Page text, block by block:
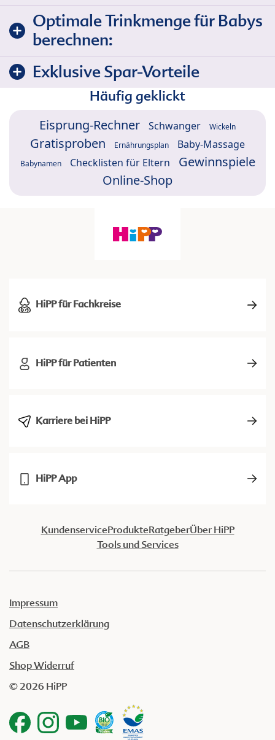
Optimale Trinkmenge für Babys
berechnen:
Exklusive Spar-Vorteile
Häufig geklickt
Eisprung-Rechner Schwanger Wickeln
Gratisproben Ernährungsplan Baby-Massage
Babynamen Checklisten für Eltern
Gewinnspiele
Online-Shop
HiPP für Fachkreise
HiPP für Patienten
Karriere bei HiPP
HiPP App
KundenserviceProdukteRatgeberÜber HiPP
Tools und Services
Impressum
Datenschutzerklärung
AGB
Shop Widerruf
© 2026 HiPP